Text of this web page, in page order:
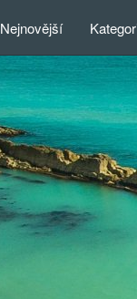
Nejnovější